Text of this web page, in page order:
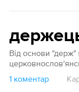
Від основи "держ"
1 коментар